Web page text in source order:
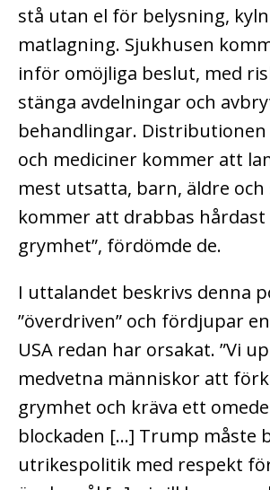
stå utan el för belysning,
matlagning. Sjukhusen
inför omöjliga beslut, med
stänga avdelningar och
behandlingar. Distributionen
och mediciner kommer att
mest utsatta, barn, äldre och
kommer att drabbas hårdast
grymhet”, fördömde de.
I uttalandet beskrivs denna
”överdriven” och fördjupar
USA redan har orsakat. ”Vi
medvetna människor att
grymhet och kräva ett
blockaden […] Trump måste
utrikespolitik med respekt